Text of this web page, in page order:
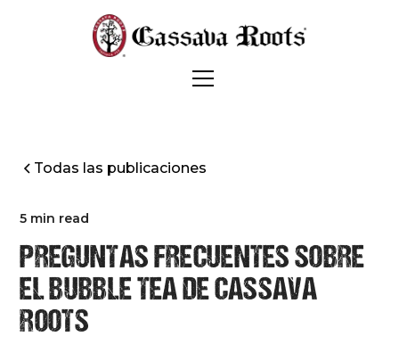
Todas las publicaciones
5 min read
PREGUNTAS FRECUENTES SOBRE
EL BUBBLE TEA DE CASSAVA
ROOTS